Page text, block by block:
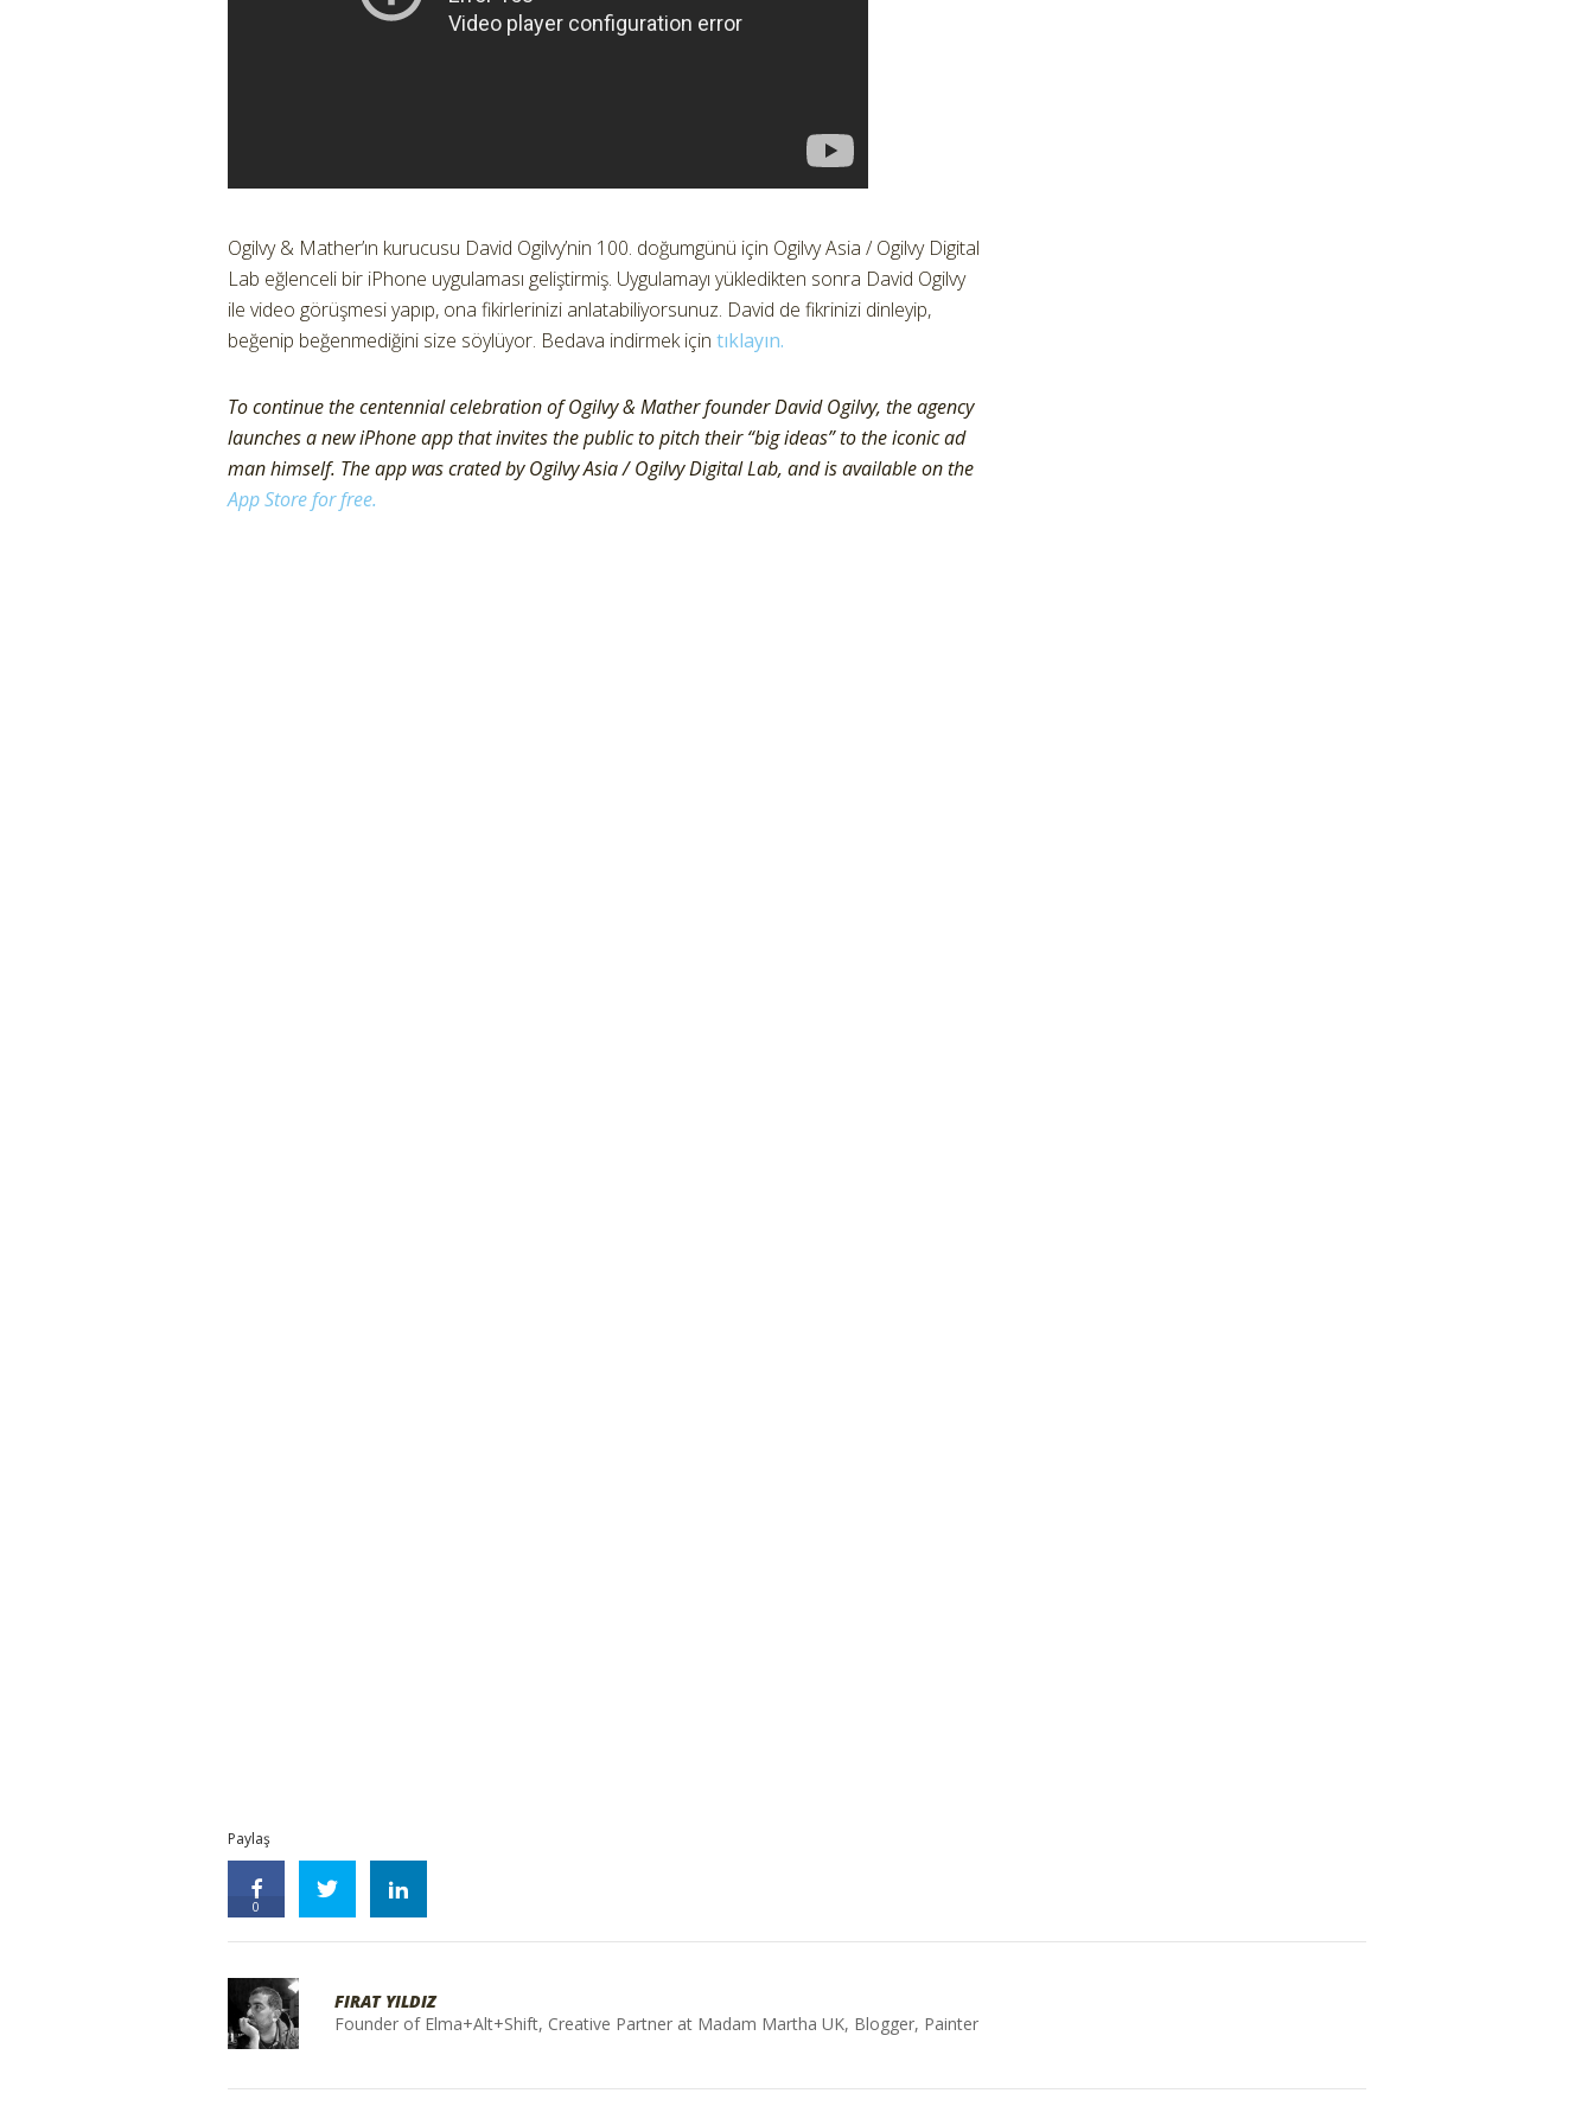
Ogilvy & Mather’ın kurucusu David Ogilvy’nin 100. doğumgünü için Ogilvy Asia / Ogilvy Digital
Lab eğlenceli bir iPhone uygulaması geliştirmiş. Uygulamayı yükledikten sonra David Ogilvy
ile video görüşmesi yapıp, ona fikirlerinizi anlatabiliyorsunuz. David de fikrinizi dinleyip,
beğenip beğenmediğini size söylüyor. Bedava indirmek için tıklayın.
To continue the centennial celebration of Ogilvy & Mather founder David Ogilvy, the agency
launches a new iPhone app that invites the public to pitch their “big ideas” to the iconic ad
man himself. The app was crated by Ogilvy Asia / Ogilvy Digital Lab, and is available on the
App Store for free.
Paylaş
0
FIRAT YILDIZ
Founder of Elma+Alt+Shift, Creative Partner at Madam Martha UK, Blogger, Painter